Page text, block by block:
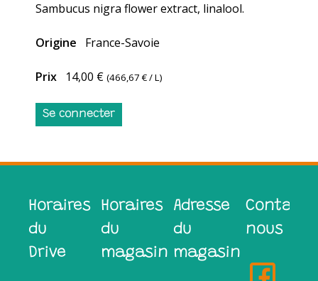
Sambucus nigra flower extract, linalool.
Origine France-Savoie
Prix 14,00 € (466,67 €/ L)
Se connecter
Horaires
du
Drive
Horaires
du
magasin
Adresse
du
magasin
nous